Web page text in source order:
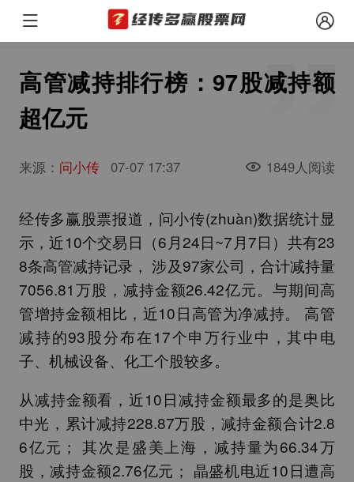
高管减持排行榜：97股减持额
超亿元
来源： 问小传 07-07 17:37 1849人阅读
经传多赢股票报道，问小传(zhuàn)数据统计显
示，近10个交易日（6月24日~7月7日）共有23
8条高管减持记录， 涉及97家公司，合计减持量
7056.81万股，减持金额26.42亿元。与期间高
管增持金额相比，近10日高管为净减持。 高管
减持的93股分布在17个申万行业中，其中电
子、机械设备、化工个股较多。
从减持金额看，近10日减持金额最多的是奥比
中光 ，累计减持228.87万股，减持金额合计2.8
6亿元； 其次是盛美上海 ，减持量为66.34万
股，减持金额2.76亿元； 晶盛机电近10日遭高